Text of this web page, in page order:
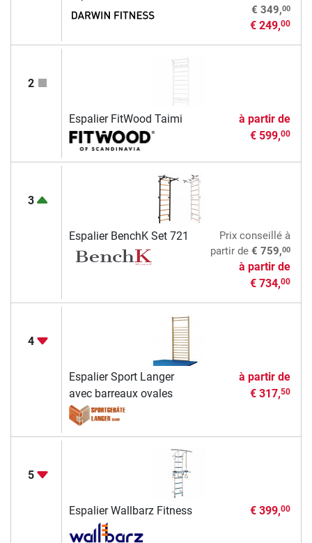
€ 349,00
€ 249,00
2
Espalier FitWood Taimi
à partir de
€ 599,00
3
Espalier BenchK Set 721 Prix conseilléà
partir de € 759,00
à partir de
€ 734,00
4
Espalier Sport Langer
avec barreaux ovales
à partir de
€ 317,50
5
Espalier Wallbarz Fitness € 399,00